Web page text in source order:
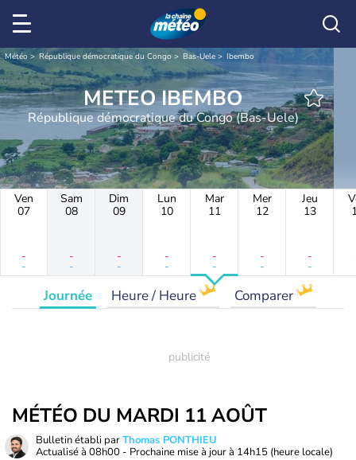
Météo République démocratique du Congo Bas-Uele Ibembo
METEO IBEMBO
République démocratique du Congo (Bas-Uele)
Ven
07
-
-
Sam
08
-
-
Dim
09
-
-
Lun
10
-
-
Mar
11
-
-
Mer
12
-
-
Jeu
13
-
-
Journée Heure / Heure Comparer
MÉTÉO DU MARDI 11 AOÛT
Bulletin établi parThomas PONTHIEU
Actualisé à 08h00 - Prochaine mise à jour à 14h15 (heure locale)